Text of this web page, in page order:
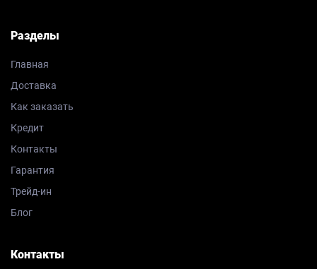
Разделы
Главная
Доставка
Как заказать
Кредит
Контакты
Гарантия
Трейд-ин
Блог
Контакты